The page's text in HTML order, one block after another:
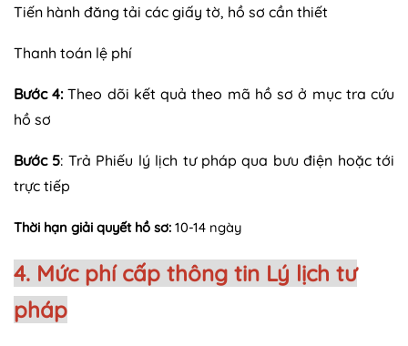
Tiến hành đăng tải các giấy tờ, hồ sơ cần thiết
Thanh toán lệ phí
Bước 4:Theo dõi kết quả theo mã hồ sơ ở mục tra cứu
hồ sơ
Bước 5: Trả Phiếu lý lịch tư pháp qua bưu điện hoặc tới
trực tiếp
Thời hạn giải quyết hồ sơ: 10-14 ngày
4. Mức phí cấp thông tin Lý lịch tư
pháp